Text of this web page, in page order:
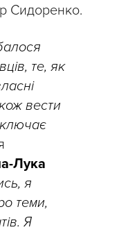
Сидоренко.
те, як
вести
Лука
я
теми,
Я